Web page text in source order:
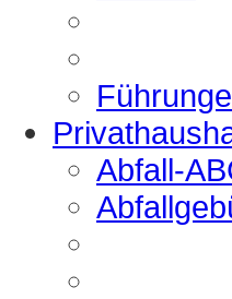
Abfall-